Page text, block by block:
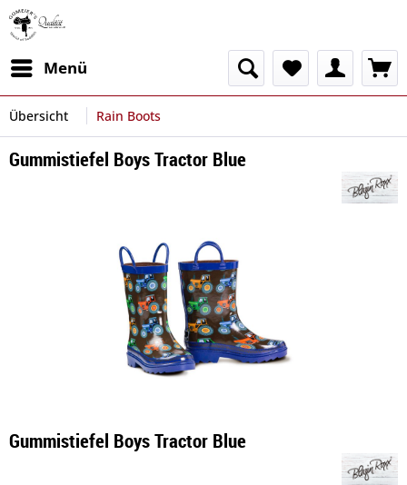
Menü
Übersicht Rain Boots
Gummistiefel Boys Tractor Blue
Gummistiefel Boys Tractor Blue